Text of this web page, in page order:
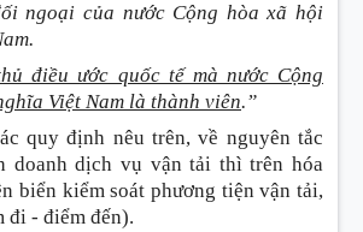
ngoại của nước Cộng hòa xã hội
điều ước quốc tế mà nước Cộng
Việt Nam là thành viên.”
quy định nêu trên, về nguyên tắc
doanh dịch vụ vận tải thì trên hóa
biển kiểm soát phương tiện vận tải,
đi - điểm đến).